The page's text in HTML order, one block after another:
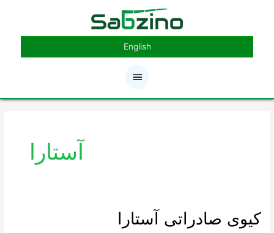
فهرست
اصلی
English
آستارا
کیوی صادراتی آستارا
کیوی
صادراتی